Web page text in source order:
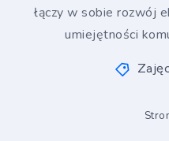
łączy w sobie rozwój
umiejętności